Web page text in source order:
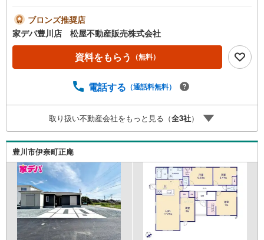
室でヒートショックの心配も軽減 ・キッチンや浴室など
がまとまった家事動線の良い間取り●家デパ 松屋不動産販
売 のつよみ●・豊橋市・豊川市・知立市・浜松市の4店舗営
業中！三河エリア・遠州エリアの物件ならおまかせくださ
い。新築戸建、中古戸建、中古マンション、土地をお客様
ォーム実績多数！中古物件をご購入の際、約70％という多
ッズスペース用意しております。ぜひご家族そろってご来
場ください。・営業時間 午前9時00分～午後6時30分 （定
休日:水曜日）この時間帯はお電話でのお問い合わせがスム
ーズにご案内できます。右下の電話ボタンをタッチ！もし
くはお気軽にお電話ください。
ブロンズ推奨店
家デパ豊川店 松屋不動産販売株式会社
資料をもらう （無料）
電話する （通話料無料）
取り扱い不動産会社をもっと見る（全3社）
豊川市伊奈町正庵